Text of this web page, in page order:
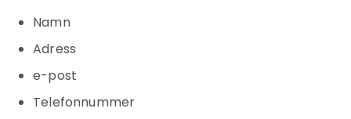
Namn
Adress
e-post
Telefonnummer